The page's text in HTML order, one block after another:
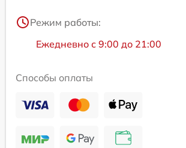
Режим работы:
Ежедневно с 9:00 до 21:00
Способы оплаты